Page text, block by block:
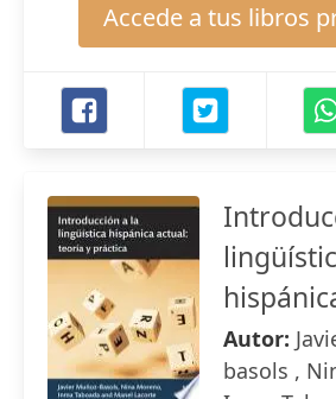
Accede a tus libros
Autor:
basols ,